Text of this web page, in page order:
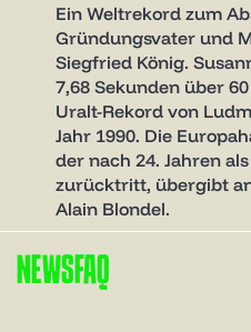
NEWSFAQ
Ein Weltrekord zum
Gründungsvater und
Siegfried König.
7,68 Sekunden über
Uralt-Rekord von
Jahr 1990. Die
der nach 24. Jahren
zurücktritt, übergibt
Alain Blondel.